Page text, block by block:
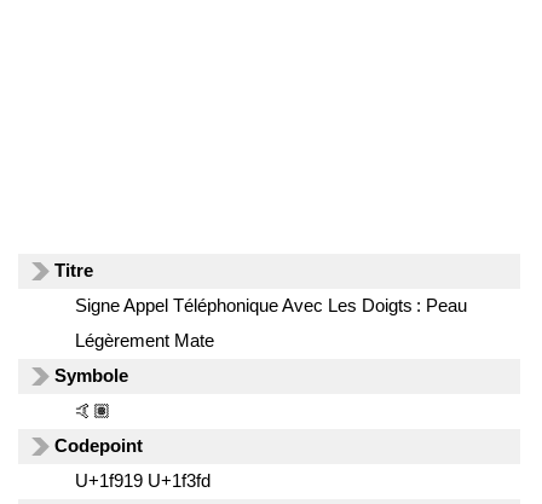
Titre
Signe Appel Téléphonique Avec Les Doigts : Peau
Légèrement Mate
Symbole
🤙🏽
Codepoint
U+1f919 U+1f3fd